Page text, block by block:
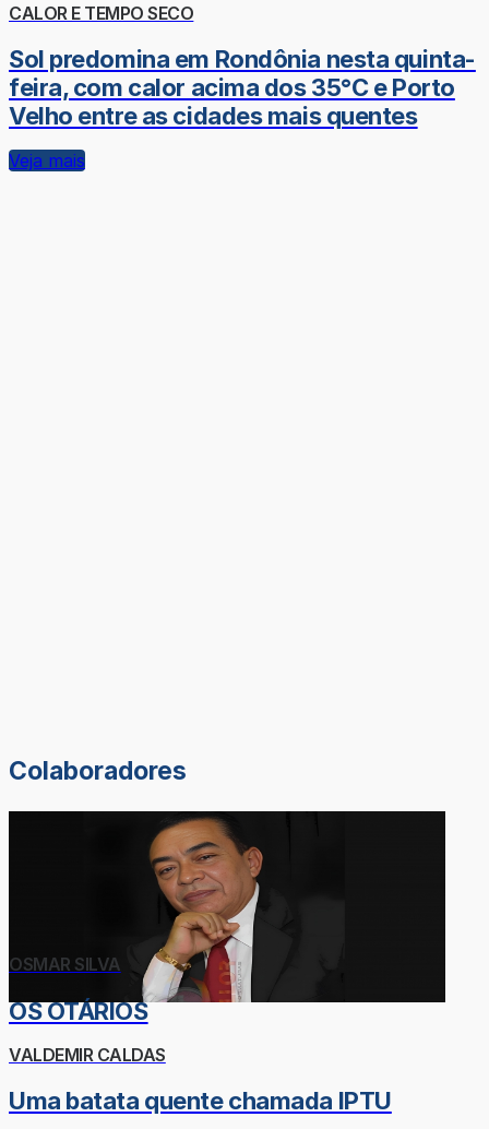
CALOR E TEMPO SECO
Sol predomina em Rondônia nesta quinta-
feira, com calor acima dos 35°C e Porto
Velho entre as cidades mais quentes
Veja mais
Colaboradores
OSMAR SILVA
OS OTÁRIOS
VALDEMIR CALDAS
Uma batata quente chamada IPTU